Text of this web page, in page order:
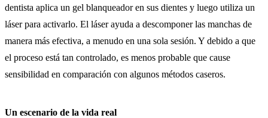
dentista aplica un gel blanqueador en sus dientes y luego utiliza un
láser para activarlo. El láser ayuda a descomponer las manchas de
manera más efectiva, a menudo en una sola sesión. Y debido a que
el proceso está tan controlado, es menos probable que cause
sensibilidad en comparación con algunos métodos caseros.
Un escenario de la vida real